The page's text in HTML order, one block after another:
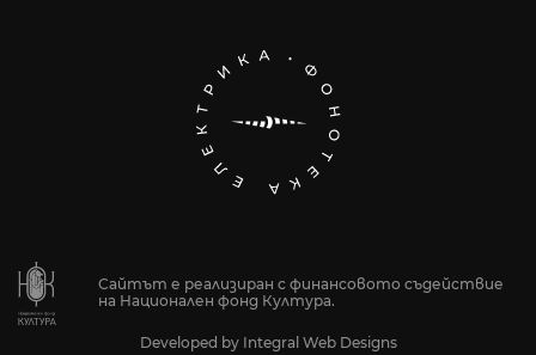
Сайтът е реализиран с финансовото съдействие
на Национален фонд Култура.
Developed by Integral Web Designs